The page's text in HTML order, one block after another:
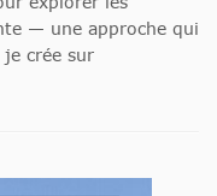
— une approche qui
crée sur